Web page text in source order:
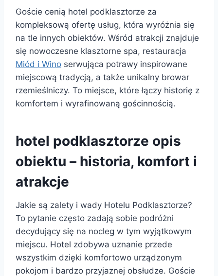
Goście cenią hotel podklasztorze za
kompleksową ofertę usług, która wyróżnia się
na tle innych obiektów. Wśród atrakcji znajduje
się nowoczesne klasztorne spa, restauracja
Miód i Wino serwująca potrawy inspirowane
miejscową tradycją, a także unikalny browar
rzemieślniczy. To miejsce, które łączy historię z
komfortem i wyrafinowaną gościnnością.
hotel podklasztorze opis
obiektu – historia, komfort i
atrakcje
Jakie są zalety i wady Hotelu Podklasztorze?
To pytanie często zadają sobie podróżni
decydujący się na nocleg w tym wyjątkowym
miejscu. Hotel zdobywa uznanie przede
wszystkim dzięki komfortowo urządzonym
pokojom i bardzo przyjaznej obsłudze. Goście